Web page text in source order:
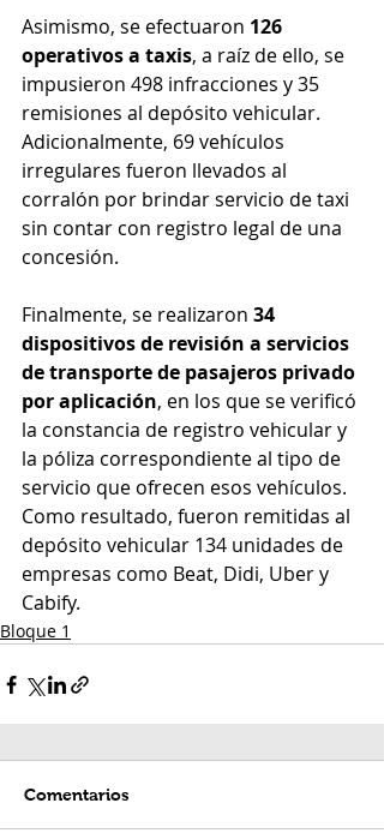
Asimismo, se efectuaron 126
operativos a taxis, a raíz de ello, se
impusieron 498 infracciones y 35
remisiones al depósito vehicular.
Adicionalmente, 69 vehículos
irregulares fueron llevados al
corralón por brindar servicio de taxi
sin contar con registro legal de una
concesión.
Finalmente, se realizaron 34
dispositivos de revisión a servicios
de transporte de pasajeros privado
por aplicación, en los que se verificó
la constancia de registro vehicular y
la póliza correspondiente al tipo de
servicio que ofrecen esos vehículos.
Como resultado, fueron remitidas al
depósito vehicular 134 unidades de
empresas como Beat, Didi, Uber y
Cabify.
Bloque 1
Comentarios